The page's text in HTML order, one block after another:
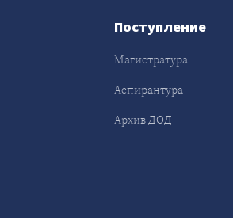
Поступление
Магистратура
Аспирантура
Архив ДОД